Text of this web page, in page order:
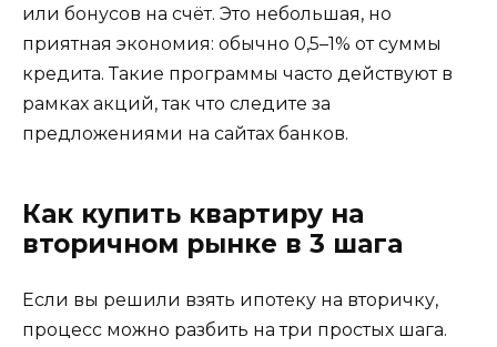
или бонусов на счёт. Это небольшая, но
приятная экономия: обычно 0,5–1% от суммы
кредита. Такие программы часто действуют в
рамках акций, так что следите за
предложениями на сайтах банков.
Как купить квартиру на
вторичном рынке в 3 шага
Если вы решили взять ипотеку на вторичку,
процесс можно разбить на три простых шага.